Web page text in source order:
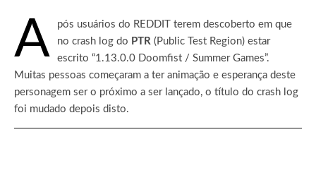
A
pós usuários do REDDIT terem descoberto em que
no crash log do PTR (Public Test Region) estar
escrito “1.13.0.0 Doomfist / Summer Games”.
Muitas pessoas começaram a ter animação e esperança deste
personagem ser o próximo a ser lançado, o título do crash log
foi mudado depois disto.